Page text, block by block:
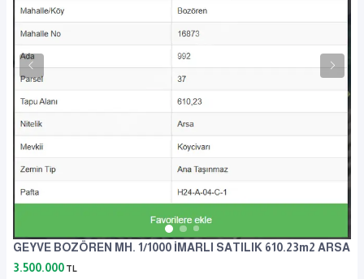
GEYVE BOZÖREN MH. 1/1000 İMARLI SATILIK 610.23m2 ARSA
3.500.000 TL